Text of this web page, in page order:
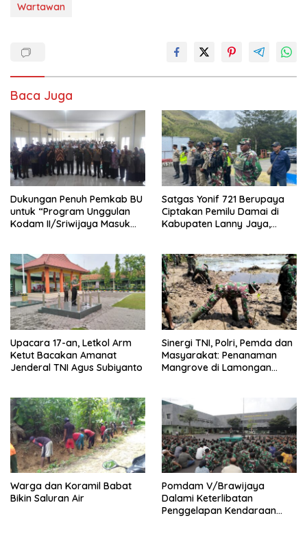
Wartawan
Baca Juga
Dukungan Penuh Pemkab BU
untuk “Program Unggulan
Kodam II/Sriwijaya Masuk
Satgas Yonif 721 Berupaya
Ciptakan Pemilu Damai di
Kabupaten Lanny Jaya,
Upacara 17-an, Letkol Arm
Ketut Bacakan Amanat
Jenderal TNI Agus Subiyanto
Sinergi TNI, Polri, Pemda dan
Masyarakat: Penanaman
Mangrove di Lamongan
Warga dan Koramil Babat
Bikin Saluran Air
Pomdam V/Brawijaya
Dalami Keterlibatan
Penggelapan Kendaraan